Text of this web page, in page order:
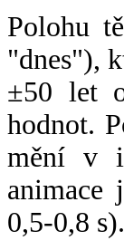
Polohu
"dnes"),
±50 let
hodnot.
mění v
animace
0,5-0,8 s).